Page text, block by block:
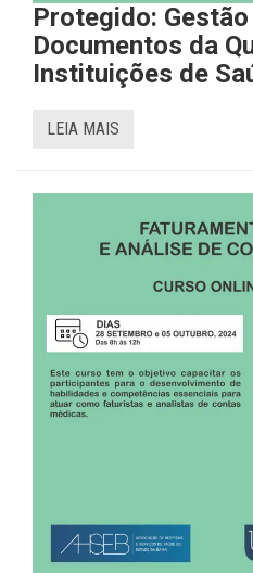
Protegido:
Documentos da
Instituições de
LEIA MAIS